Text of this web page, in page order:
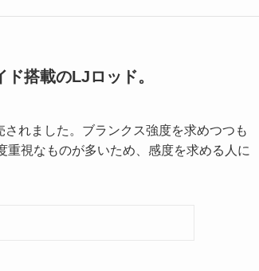
搭載のLJロッド。
れました。ブランクス強度を求めつつも
視なものが多いため、感度を求める人に